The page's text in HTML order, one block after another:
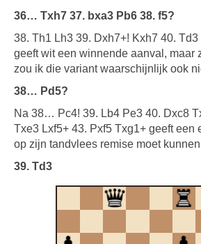
36… Txh7 37. bxa3 Pb6 38. f5?
38. Th1 Lh3 39. Dxh7+! Kxh7 40.
geeft wit een winnende aanval, maar
zou ik die variant waarschijnlijk ook
38… Pd5?
Na 38… Pc4! 39. Lb4 Pe3 40. Dxc8
Txe3 Lxf5+ 43. Pxf5 Txg1+ geeft een
op zijn tandvlees remise moet
39. Td3